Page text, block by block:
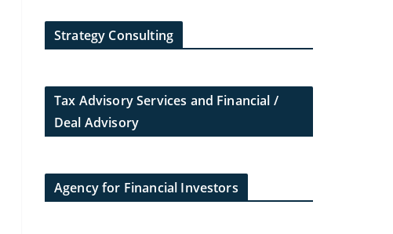
Strategy Consulting
Tax Advisory Services and Financial /
Deal Advisory
Agency for Financial Investors